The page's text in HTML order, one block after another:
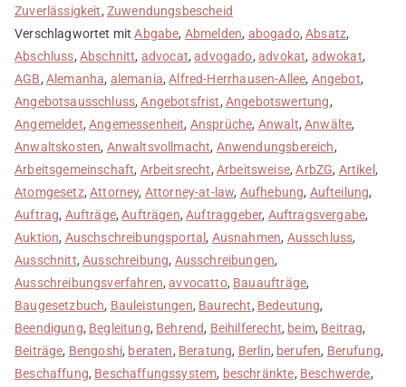
Zuverlässigkeit, Zuwendungsbescheid
Verschlagwortet mitAbgabe, Abmelden, abogado,Absatz,
Abschluss, Abschnitt, advocat,advogado,advokat, adwokat,
AGB, Alemanha, alemania,Alfred-Herrhausen-Allee, Angebot,
Angebotsausschluss,Angebotsfrist, Angebotswertung,
Angemeldet,Angemessenheit, Ansprüche, Anwalt,Anwälte,
Anwaltskosten, Anwaltsvollmacht, Anwendungsbereich,
Arbeitsgemeinschaft, Arbeitsrecht, Arbeitsweise,ArbZG, Artikel ,
Atomgesetz,Attorney, Attorney-at-law, Aufhebung, Aufteilung,
Auftrag, Aufträge,Aufträgen,Auftraggeber, Auftragsvergabe,
Auktion, Auschschreibungsportal, Ausnahmen, Ausschluss,
Ausschnitt,Ausschreibung, Ausschreibungen,
Ausschreibungsverfahren,avvocatto, Bauaufträge,
Baugesetzbuch, Bauleistungen, Baurecht, Bedeutung,
Beendigung, Begleitung, Behrend, Beihilferecht, beim, Beitrag,
Beiträge, Bengoshi, beraten, Beratung, Berlin, berufen, Berufung,
Beschaffung, Beschaffungssystem, beschränkte, Beschwerde,